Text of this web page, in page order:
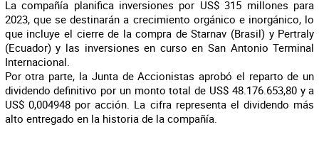
La compañía planifica inversiones por US$ 315 millones para
2023, que se destinarán a crecimiento orgánico e inorgánico, lo
que incluye el cierre de la compra de Starnav (Brasil) y Pertraly
(Ecuador) y las inversiones en curso en San Antonio Terminal
Internacional.
Por otra parte, la Junta de Accionistas aprobó el reparto de un
dividendo definitivo por un monto total de US$ 48.176.653,80 y a
US$ 0,004948 por acción. La cifra representa el dividendo más
alto entregado en la historia de la compañía.